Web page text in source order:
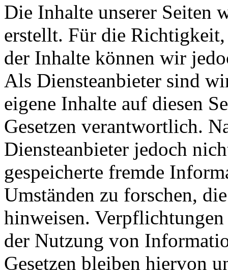
Die Inhalte unserer Seiten
erstellt. Für die
der Inhalte können wir
Als Diensteanbieter sind
eigene Inhalte auf diesen
Gesetzen verantwortlich.
Diensteanbieter jedoch
gespeicherte fremde
Umständen zu forschen,
hinweisen.
der Nutzung von
Gesetzen bleiben hiervon